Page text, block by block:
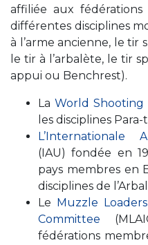
affiliée aux
différentes disciplines
à l’arme ancienne, le
le tir à l’arbalète, le tir
appui ou Benchrest).
La World Shooting
les disciplines
L’Internationale
(IAU) fondée en
pays membres en
disciplines de
Le Muzzle
Committee
fédérations